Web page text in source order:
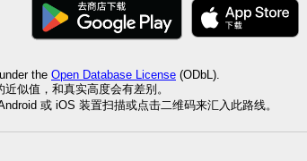
the Open Database License (ODbL).
似值，和真实高度会有差别。
或 iOS 装置扫描或点击二维码来汇入此路线。